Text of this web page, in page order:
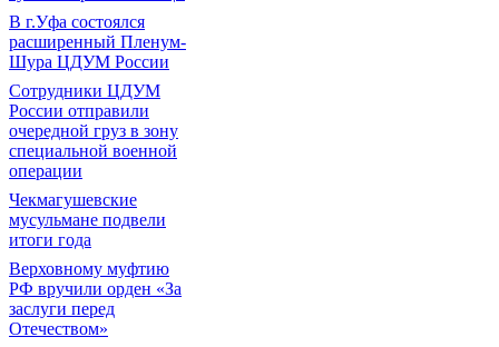
В г.Уфа состоялся
расширенный Пленум-
Шура ЦДУМ России
Сотрудники ЦДУМ
России отправили
очередной груз в зону
специальной военной
операции
Чекмагушевские
мусульмане подвели
итоги года
Верховному муфтию
РФ вручили орден «За
заслуги перед
Отечеством»